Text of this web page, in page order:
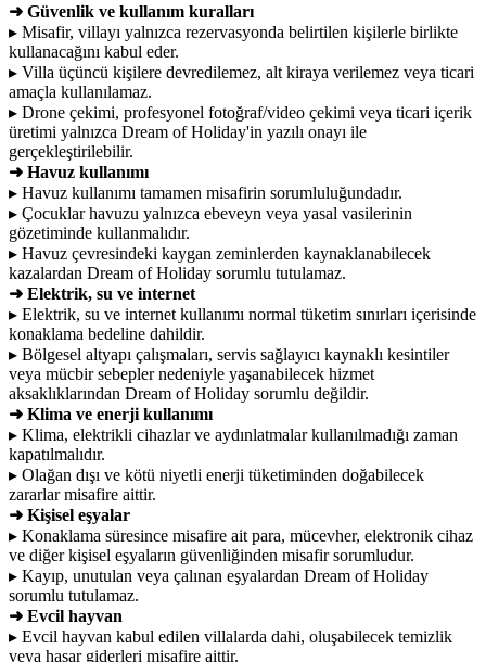
➜ Güvenlik ve kullanım kuralları
▸ Misafir, villayı yalnızca rezervasyonda belirtilen kişilerle birlikte
kullanacağını kabul eder.
▸ Villa üçüncü kişilere devredilemez, alt kiraya verilemez veya ticari
amaçla kullanılamaz.
▸ Drone çekimi, profesyonel fotoğraf/video çekimi veya ticari içerik
üretimi yalnızca Dream of Holiday'in yazılı onayı ile
gerçekleştirilebilir.
➜ Havuz kullanımı
▸ Havuz kullanımı tamamen misafirin sorumluluğundadır.
▸ Çocuklar havuzu yalnızca ebeveyn veya yasal vasilerinin
gözetiminde kullanmalıdır.
▸ Havuz çevresindeki kaygan zeminlerden kaynaklanabilecek
kazalardan Dream of Holiday sorumlu tutulamaz.
➜ Elektrik, su ve internet
▸ Elektrik, su ve internet kullanımı normal tüketim sınırları içerisinde
konaklama bedeline dahildir.
▸ Bölgesel altyapı çalışmaları, servis sağlayıcı kaynaklı kesintiler
veya mücbir sebepler nedeniyle yaşanabilecek hizmet
aksaklıklarından Dream of Holiday sorumlu değildir.
➜ Klima ve enerji kullanımı
▸ Klima, elektrikli cihazlar ve aydınlatmalar kullanılmadığı zaman
kapatılmalıdır.
▸ Olağan dışı ve kötü niyetli enerji tüketiminden doğabilecek
zararlar misafire aittir.
➜ Kişisel eşyalar
▸ Konaklama süresince misafire ait para, mücevher, elektronik cihaz
ve diğer kişisel eşyaların güvenliğinden misafir sorumludur.
▸ Kayıp, unutulan veya çalınan eşyalardan Dream of Holiday
sorumlu tutulamaz.
➜ Evcil hayvan
▸ Evcil hayvan kabul edilen villalarda dahi, oluşabilecek temizlik
veya hasar giderleri misafire aittir.